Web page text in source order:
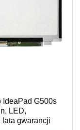
IdeaPad G500s
LED,
lata gwarancji